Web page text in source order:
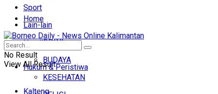
Sport
Lain-lain
OPINI
BUDAYA
KESEHATAN
Home
Headline
Hukum & Peristiwa
Kalteng
No Result
View All Result